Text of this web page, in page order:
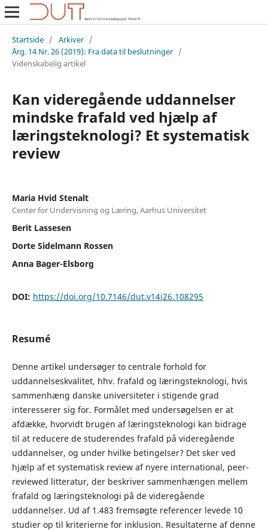
Startside / Arkiver /
Årg. 14 Nr. 26 (2019): Fra data til beslutninger /
Videnskabelig artikel
Kan videregående uddannelser
mindske frafald ved hjælp af
læringsteknologi? Et systematisk
review
Maria Hvid Stenalt
Center for Undervisning og Læring, Aarhus Universitet
Berit Lassesen
Dorte Sidelmann Rossen
Anna Bager-Elsborg
DOI: https://doi.org/10.7146/dut.v14i26.108295
Resumé
Denne artikel undersøger to centrale forhold for
uddannelseskvalitet, hhv. frafald og læringsteknologi, hvis
sammenhæng danske universiteter i stigende grad
interesserer sig for. Formålet med undersøgelsen er at
afdække, hvorvidt brugen af læringsteknologi kan bidrage
til at reducere de studerendes frafald på videregående
uddannelser, og under hvilke betingelser? Det sker ved
hjælp af et systematisk review af nyere international, peer-
reviewed litteratur, der beskriver sammenhængen mellem
frafald og læringsteknologi på de videregående
uddannelser. Ud af 1.483 fremsøgte referencer levede 10
studier op til kriterierne for inklusion. Resultaterne af denne